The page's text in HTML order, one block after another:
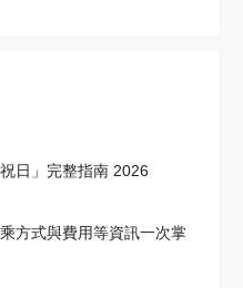
日」完整指南 2026
方式與費用等資訊一次掌